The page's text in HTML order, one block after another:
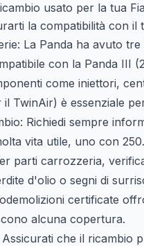
usato per la tua
la compatibilità con il
: La Panda ha avuto
con la Panda III
come iniettori,
il TwinAir) è essenziale
: Richiedi sempre
vita utile, uno con
parti carrozzeria,
d'olio o segni di
certificate
alcuna copertura.
Assicurati che il ricambio